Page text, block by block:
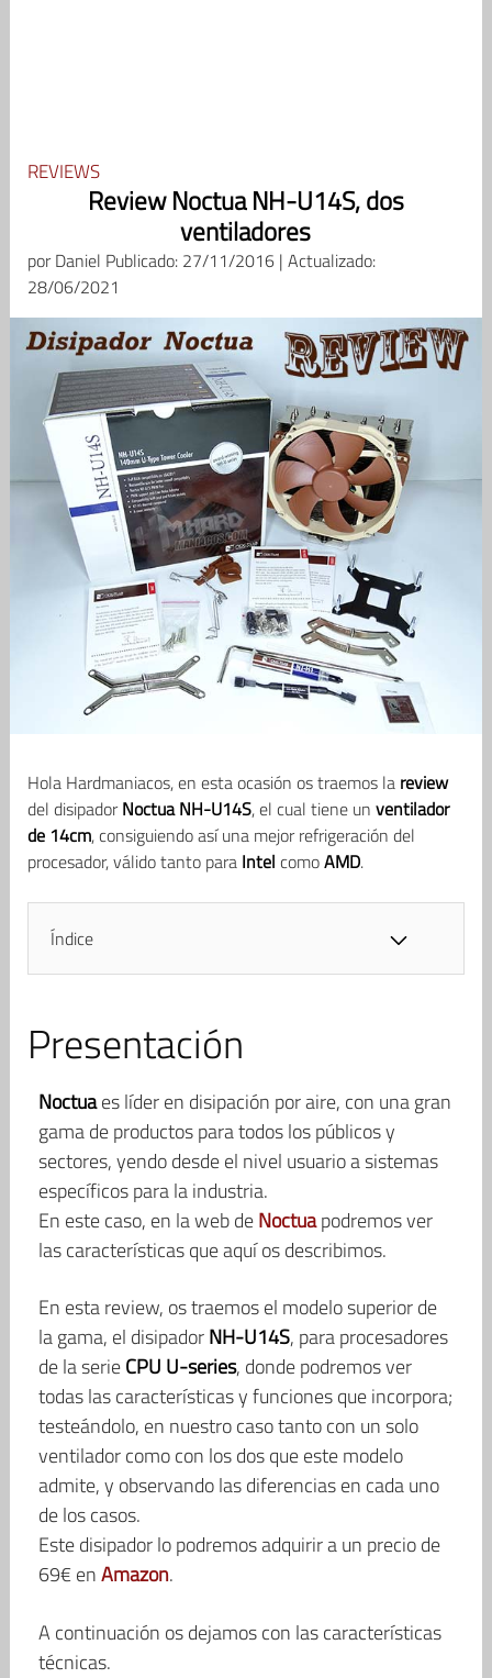
REVIEWS
Review Noctua NH-U14S, dos
ventiladores
porDaniel Publicado: 27/11/2016 | Actualizado:
28/06/2021
Hola Hardmaniacos, en esta ocasión os traemos la review
del disipadorNoctua NH-U14S, el cual tiene un ventilador
de 14cm, consiguiendo así una mejor refrigeración del
procesador, válido tanto para Intel comoAMD.
Índice
Presentación
Noctuaes líder en disipación por aire, con una gran
gama de productos para todos los públicos y
sectores, yendo desde el nivel usuario a sistemas
específicos para la industria.
En este caso, en la web deNoctuapodremos ver
las características que aquí os describimos.
En esta review, os traemos el modelo superior de
la gama, el disipadorNH-U14S, para procesadores
de la serieCPU U-series, donde podremos ver
todas las características y funciones que incorpora;
testeándolo, en nuestro caso tanto con un solo
ventilador como con los dos que este modelo
admite, y observando las diferencias en cada uno
de los casos.
Este disipador lo podremos adquirir a un precio de
69€ enAmazon.
A continuación os dejamos con las características
técnicas.